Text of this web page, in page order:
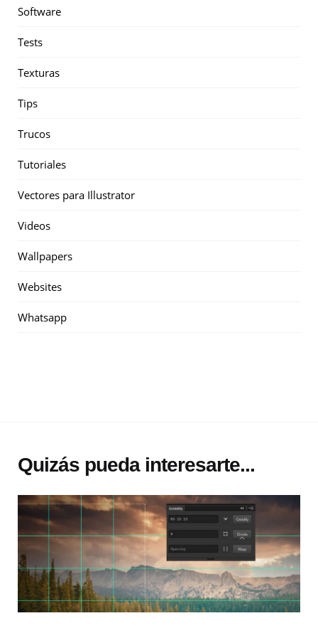
Software
Tests
Texturas
Tips
Trucos
Tutoriales
Vectores para Illustrator
Videos
Wallpapers
Websites
Whatsapp
Quizás pueda interesarte...